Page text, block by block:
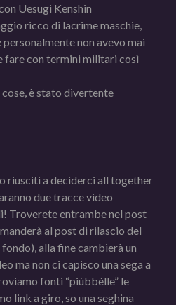
Uesugi Kenshin
ricco di lacrime maschie,
non avevo mai
fare con termini militari così
è stato divertente
riusciti a deciderci all together
due tracce video
Troverete entrambe nel post
al post di rilascio del
alla fine cambierà un
ma non ci capisco una sega a
fonti “piùbbélle” le
link a giro, so una seghina